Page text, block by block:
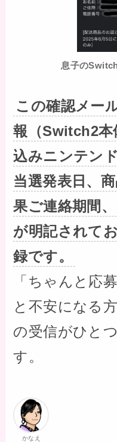
息子の
この確認メー
報（Switch2本
込みニンテン
当選発表日、
果ご連絡期間
が明記されて
録です。
「ちゃんと応
と不安になる
の受信がひと
す。
かなえ